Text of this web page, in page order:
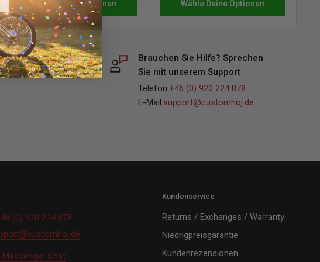
Wähle Deine Optionen Wähle Deine Optionen
Brauchen Sie Hilfe? Sprechen
Sie mit unserem Support
Telefon:+46 (0) 920 224 878
E-Mail:support@customhoj.de
(0) 920 224 878
Messenger Chat
Kundenservice
Returns / Exchanges / Warranty
Niedrigpreisgarantie
Kundenrezensionen